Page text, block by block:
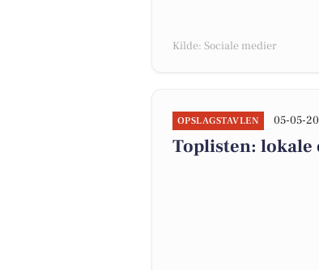
Kilde: Sociale medier
OPSLAGSTAVLEN 05-05-
Toplisten: lokale